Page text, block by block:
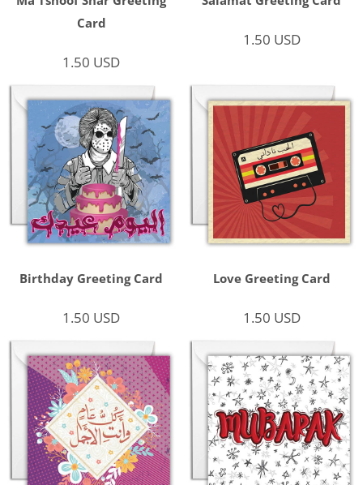
Card
1.50 USD
1.50 USD
Birthday Greeting Card
1.50 USD
Love Greeting Card
1.50 USD